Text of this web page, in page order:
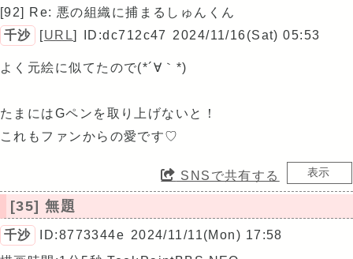
[92] Re: 悪の組織に捕まるしゅんくん
千沙
[URL] ID:dc712c47 2024/11/16(Sat) 05:53
よく元絵に似てたので(*´∀｀*)
たまにはGペンを取り上げないと！
これもファンからの愛です♡
SNSで共有する
[35] 無題
千沙 ID:8773344e 2024/11/11(Mon) 17:58